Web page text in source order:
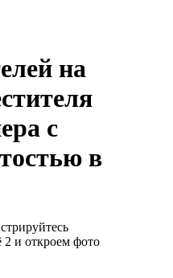
на
с
в
и откроем фото